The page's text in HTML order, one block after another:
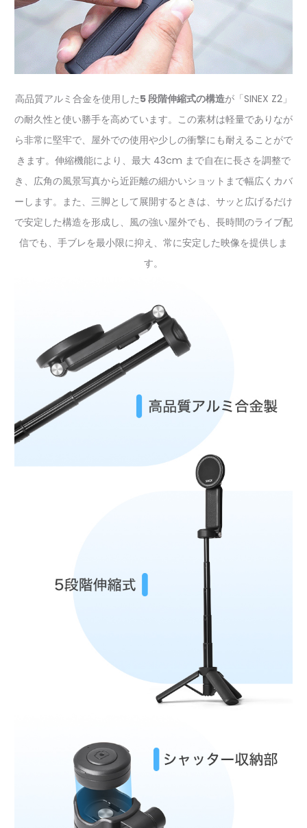
高品質アルミ合金を使用した5 段階伸縮式の構造が「SINEX Z2」
の耐久性と使い勝手を高めています。この素材は軽量でありなが
ら非常に堅牢で、屋外での使用や少しの衝撃にも耐えることがで
きます。伸縮機能により、最大 43cm まで自在に長さを調整で
き、広角の風景写真から近距離の細かいショットまで幅広くカバ
ーします。また、三脚として展開するときは、サッと広げるだけ
で安定した構造を形成し、風の強い屋外でも、長時間のライブ配
信でも、手ブレを最小限に抑え、常に安定した映像を提供しま
す。